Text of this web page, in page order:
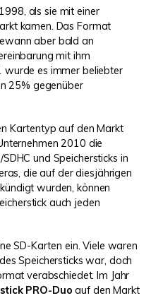
als sie mit einer
kamen. Das Format
aber bald an
mit ihm
wurde es immer beliebter
25% gegenüber
Kartentyp auf den Markt
2010 die
und Speichersticks in
die auf der diesjährigen
wurden, können
auch jeden
SD-Karten ein. Viele waren
Speichersticks war, doch
verabschiedet. Im Jahr
PRO-Duo auf den Markt